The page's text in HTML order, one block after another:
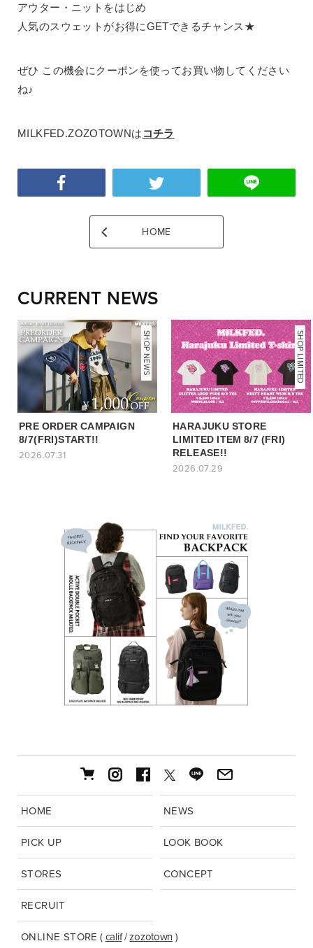
アウター・ニットをはじめ
人気のスウェットがお得にGETできるチャンス★
ぜひ この機会にクーポンを使ってお買い物してください
ね♪
MILKFED.ZOZOTOWNは コチラ
HOME
CURRENT NEWS
NEWS
SHOP NEWS
PRE ORDER CAMPAIGN
8/7(FRI)START!!
2026.07.31
SHOP LIMITED
HARAJUKU STORE
LIMITED ITEM 8/7 (FRI)
RELEASE!!
2026.07.29
HOME NEWS
PICK UP LOOK BOOK
STORES CONCEPT
RECRUIT
ONLINE STORE ( calif/zozotown )